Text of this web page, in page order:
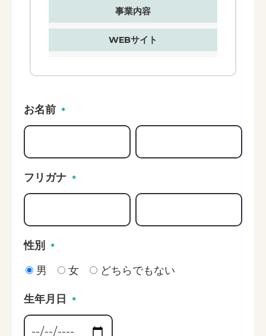
事業内容
WEBサイト
お名前 ＊
フリガナ ＊
性別 ＊
男 女 どちらでもない
生年月日 ＊